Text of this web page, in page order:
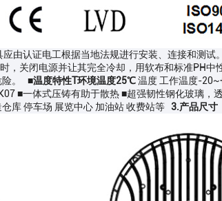
由认证电工根据当地法规进行安装、连接和测
，关闭电源并让其完全冷却，用软布和标准PH
险。 ■温度特性T环境温度25℃温度 工作温度-
■一体式压铸有助于散热 ■超强韧性钢化玻璃，
库 停车场 展览中心 加油站 收费站等 3.产品尺寸